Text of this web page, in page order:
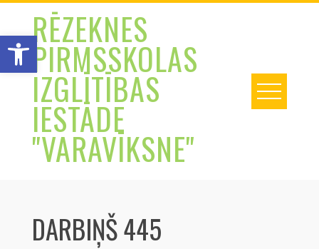
Open toolbar
Skip
contentRĒZEKNES
PIRMSSKOLAS
IZGLĪTĪBAS
IESTĀDE
"VARAVĪKSNE"
DARBIŅŠ 445